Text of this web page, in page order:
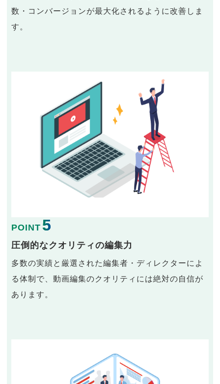
数・コンバージョンが最大化されるように改善しま
す。
POINT 5
圧倒的なクオリティの編集力
多数の実績と厳選された編集者・ディレクターによ
る体制で、動画編集のクオリティには絶対の自信が
あります。